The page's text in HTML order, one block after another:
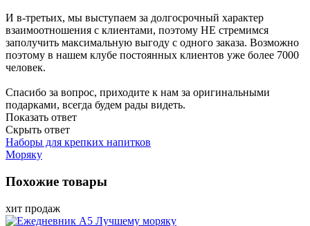
И в-третьих, мы выступаем за долгосрочный характер
взаимоотношения с клиентами, поэтому НЕ стремимся
заполучить максимальную выгоду с одного заказа. Возможно
поэтому в нашем клубе постоянных клиентов уже более 7000
человек.
Спасибо за вопрос, приходите к нам за оригинальными
подарками, всегда будем рады видеть.
Показать ответ
Скрыть ответ
Наборы для крепких напитков
Моряку
Похожие товары
хит продаж